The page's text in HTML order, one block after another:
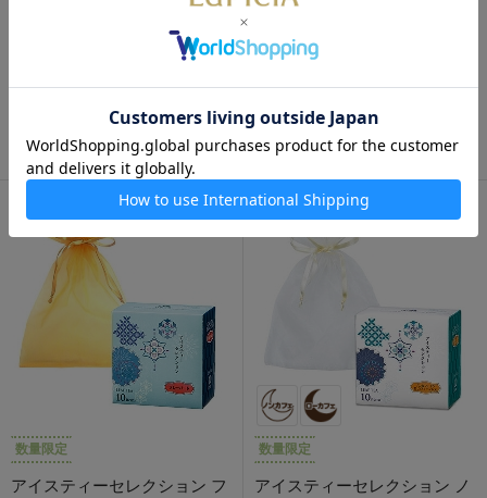
1,450円
ク）
1,450円
数量限定
アイスティーセレクション フ
数量限定
アイスティーセレクション ノ